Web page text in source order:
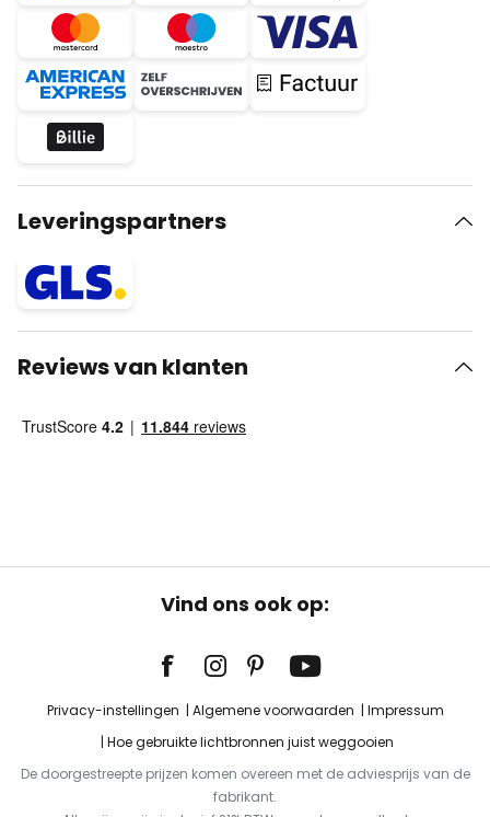
Leveringspartners
Reviews van klanten
Vind ons ook op:
Privacy-instellingen Algemene voorwaarden
Impressum
Hoe gebruikte lichtbronnen juist weggooien
De doorgestreepte prijzen komen overeen met de adviesprijs van de
fabrikant.